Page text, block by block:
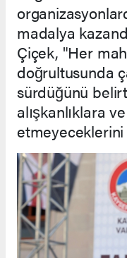
madalya
Çiçek, "Her
doğrultusunda
sürdüğünü
alışkanlıklara
etmeyeceklerini